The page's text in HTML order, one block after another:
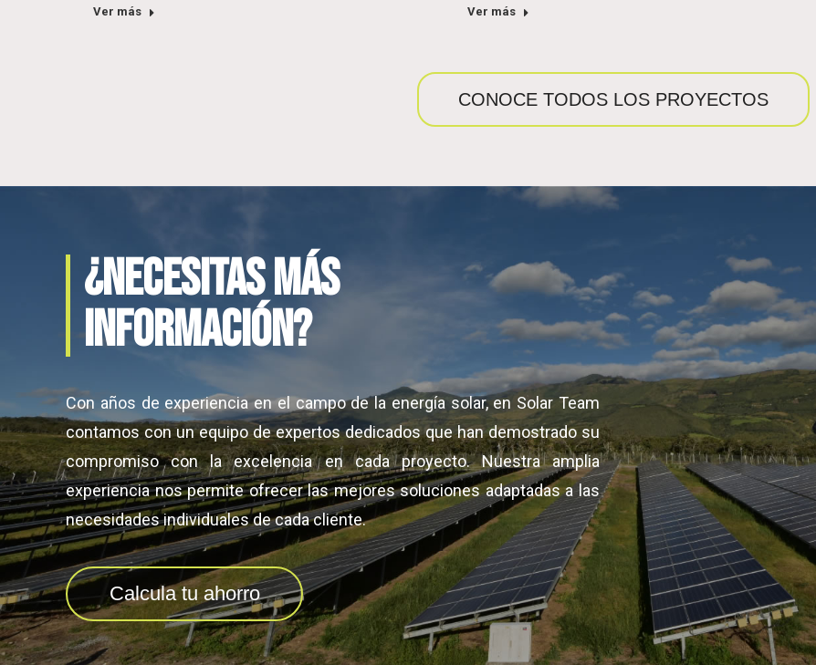
Ver más Ver más
CONOCE TODOS LOS PROYECTOS
¿NECESITAS MÁS
INFORMACIÓN?
Con años de experiencia en el campo de la energía solar, en Solar Team
contamos con un equipo de expertos dedicados que han demostrado su
compromiso con la excelencia en cada proyecto. Nuestra amplia
experiencia nos permite ofrecer las mejores soluciones adaptadas a las
necesidades individuales de cada cliente.
Calcula tu ahorro